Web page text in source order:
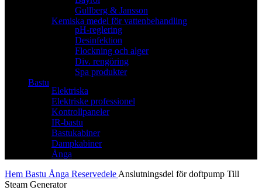
Gullberg & Jansson
Kemiska medel för vattenbehandling
pH-reglering
Desinfektion
Flockning och alger
Div. rengöring
Spa produkter
Bastu
Elektriska
Elektriske professionel
Kontrollpaneler
IR-bastu
Bastukabiner
Dampkabiner
Ånga
Hem Bastu Ånga Reservedele Anslutningsdel för doftpump Till
Steam Generator